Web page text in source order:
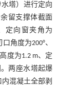
塔）进行定向
留支撑体截面
定向窗夹角为
角度为200°、
度为1.2 m、定
两座水塔起爆
混凝土全部剥